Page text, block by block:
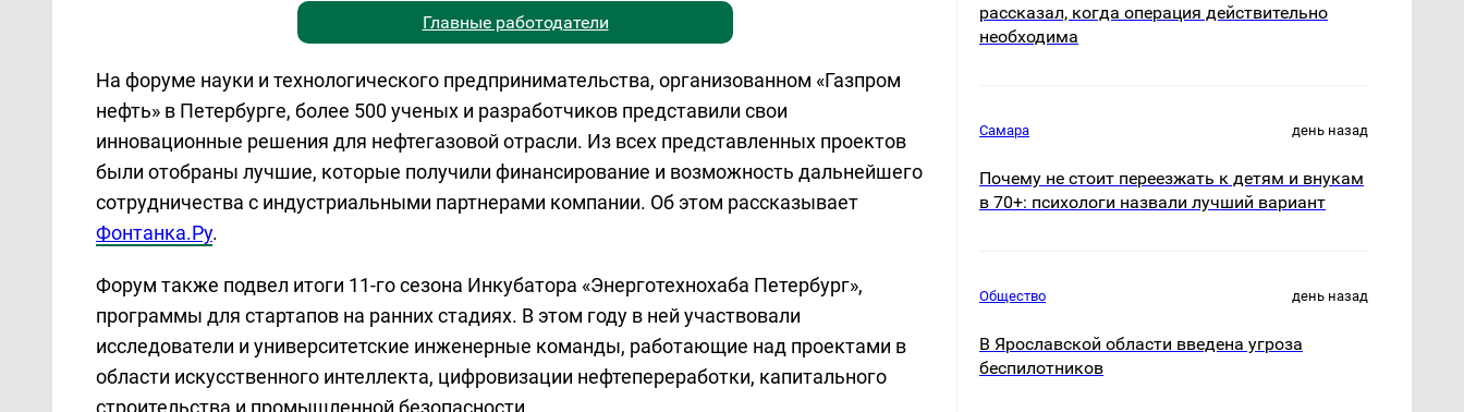
Главные работодатели
На форуме науки и технологического предпринимательства, организованном «Газпром
нефть» в Петербурге, более 500 ученых и разработчиков представили свои
инновационные решения для нефтегазовой отрасли. Из всех представленных проектов
были отобраны лучшие, которые получили финансирование и возможность дальнейшего
сотрудничества с индустриальными партнерами компании. Об этом рассказывает
Фонтанка.Ру.
Форум также подвел итоги 11-го сезона Инкубатора «Энерготехнохаба Петербург»,
программы для стартапов на ранних стадиях. В этом году в ней участвовали
исследователи и университетские инженерные команды, работающие над проектами в
области искусственного интеллекта, цифровизации нефтепереработки, капитального
строительства и промышленной безопасности.
рассказал, когда операция действительно
необходима
Самара день назад
Почему не стоит переезжать к детям и внукам
в 70+: психологи назвали лучший вариант
Общество день назад
В Ярославской области введена угроза
беспилотников